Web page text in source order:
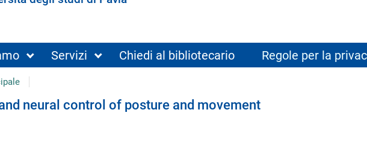
Servizi Chiedi al bibliotecario Regole per la
neural control of posture and movement